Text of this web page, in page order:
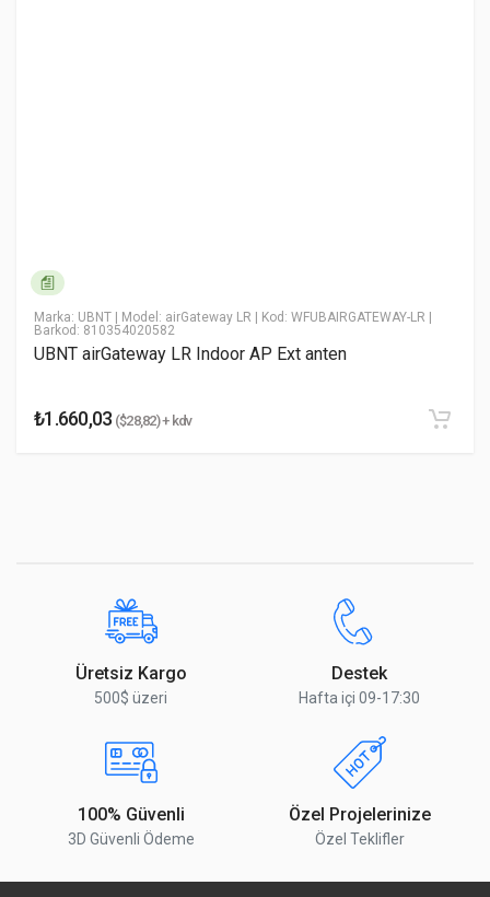
Yorumu Gönder
Marka: UBNT | Model: airGateway LR | Kod: WFUBAIRGATEWAY-LR
Barkod: 810354020582
UBNT airGateway LR Indoor AP Ext anten
₺1.660,03 ($28,82) + kdv
Üretsiz Kargo
500$ üzeri
Destek
Hafta içi 09-17:30
100% Güvenli
3D Güvenli Ödeme
Özel Projelerinize
Özel Teklifler